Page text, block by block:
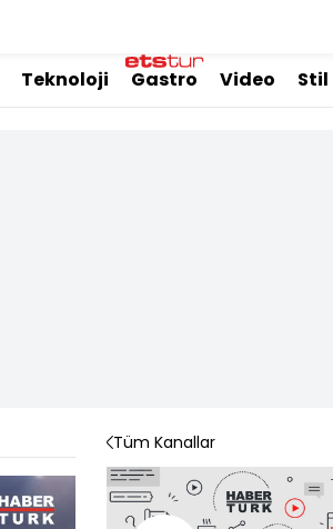
Teknoloji Gastro Video Stil
Tüm Kanallar